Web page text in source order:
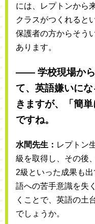
には、レプトンから
クラスがつくれると
保護者の方からそう
あります。
―― 学校現場から
て、英語嫌いに
きますが、「簡
ですね。
水間先生： レプトン
級を取得し、その後
2級といった成果も
語への苦手意識を失
くことで、英語の土
でしょうか。